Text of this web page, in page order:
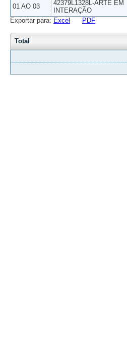
01 AO 03
42379L1328L-ARTE EM
INTERAÇÃO
Exportar para: Excel PDF
Total